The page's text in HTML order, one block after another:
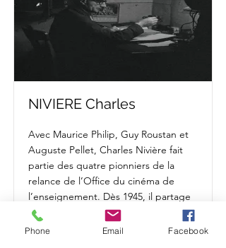
NIVIERE Charles
Avec Maurice Philip, Guy Roustan et
Auguste Pellet, Charles Nivière fait
partie des quatre pionniers de la
relance de l’Office du cinéma de
l’enseignement. Dès 1945, il partage
ses journées entre les projections de
films et la tenue de la comptabilité de
Phone Email Facebook